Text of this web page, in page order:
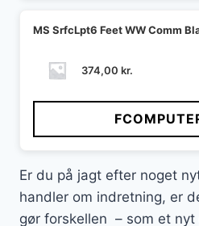
MS SrfcLpt6 Feet WW Comm
374,00 kr.
Er du på jagt efter noget
handler om indretning, er
gør forskellen – som et